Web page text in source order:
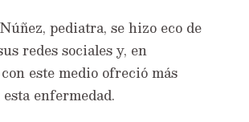
pediatra, se hizo eco de
redes sociales y, en
este medio ofreció más
enfermedad.